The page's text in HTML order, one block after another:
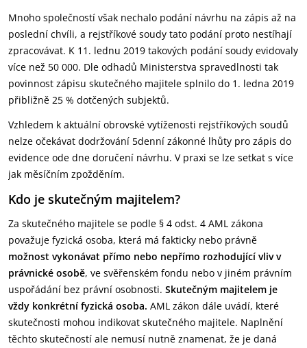
Mnoho společností však nechalo podání návrhu na zápis až na
poslední chvíli, a rejstříkové soudy tato podání proto nestíhají
zpracovávat. K 11. lednu 2019 takových podání soudy evidovaly
více než 50 000. Dle odhadů Ministerstva spravedlnosti tak
povinnost zápisu skutečného majitele splnilo do 1. ledna 2019
přibližně 25 % dotčených subjektů.
Vzhledem k aktuální obrovské vytíženosti rejstříkových soudů
nelze očekávat dodržování 5denní zákonné lhůty pro zápis do
evidence ode dne doručení návrhu. V praxi se lze setkat s více
jak měsíčním zpožděním.
Kdo je skutečným majitelem?
Za skutečného majitele se podle § 4 odst. 4 AML zákona
považuje fyzická osoba, která má fakticky nebo právně
možnost vykonávat přímo nebo nepřímo rozhodující vliv v
právnické osobě, ve svěřenském fondu nebo v jiném právním
uspořádání bez právní osobnosti. Skutečným majitelem je
vždy konkrétní fyzická osoba. AML zákon dále uvádí, které
skutečnosti mohou indikovat skutečného majitele. Naplnění
těchto skutečností ale nemusí nutně znamenat, že je daná